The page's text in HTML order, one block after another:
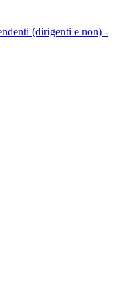
(dirigenti e non) -